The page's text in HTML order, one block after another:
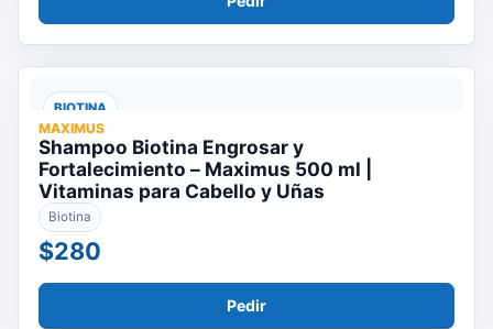
BIOTINA
MAXIMUS
Shampoo Biotina Engrosar y
Fortalecimiento – Maximus 500 ml |
Vitaminas para Cabello y Uñas
Biotina
$280
Pedir